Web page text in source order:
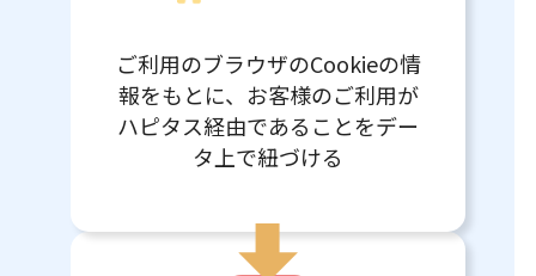
ご利用のブラウザのCookieの情
報をもとに、お客様のご利用が
ハピタス経由であることをデー
タ上で紐づける